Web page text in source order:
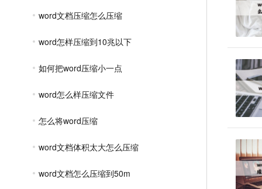
word文档压缩怎么压缩
word怎样压缩到10兆以下
如何把word压缩小一点
word怎么样压缩文件
怎么将word压缩
word文档体积太大怎么压缩
word文档怎么压缩到50m